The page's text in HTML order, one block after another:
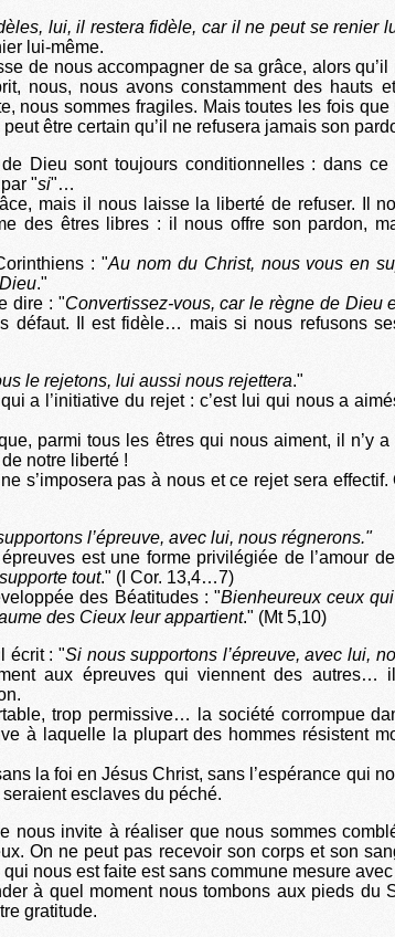
lui, il restera fidèle, car il ne peut se renier
lui-même.
de nous accompagner de sa grâce, alors
nous, nous avons constamment des hauts
nous sommes fragiles. Mais toutes les fois que
être certain qu’il ne refusera jamais son
Dieu sont toujours conditionnelles : dans ce
"si"…
mais il nous laisse la liberté de refuser. Il
des êtres libres : il nous offre son pardon,
: "Au nom du Christ, nous vous en
."
dire : "Convertissez-vous, car le règne de Dieu
défaut. Il est fidèle… mais si nous refusons
le rejetons, lui aussi nous rejettera."
a l’initiative du rejet : c’est lui qui nous a
parmi tous les êtres qui nous aiment, il n’y
notre liberté !
s’imposera pas à nous et ce rejet sera effectif.
l’épreuve, avec lui, nous régnerons."
est une forme privilégiée de l’amour
tout." (I Cor. 13,4…7)
des Béatitudes : "Bienheureux ceux
des Cieux leur appartient." (Mt 5,10)
écrit : "Si nous supportons l’épreuve, avec lui,
aux épreuves qui viennent des autres…
trop permissive… la société corrompue
à laquelle la plupart des hommes résistent
la foi en Jésus Christ, sans l’espérance qui
esclaves du péché.
nous invite à réaliser que nous sommes
On ne peut pas recevoir son corps et son
nous est faite est sans commune mesure
à quel moment nous tombons aux pieds du
gratitude.